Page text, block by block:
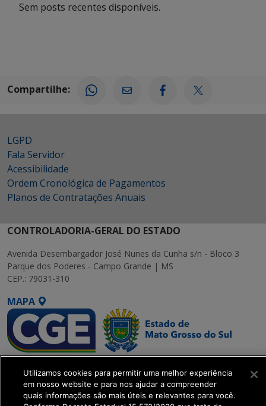
Sem posts recentes disponíveis.
Compartilhe:
LGPD
Fala Servidor
Acessibilidade
Ordem Cronológica de Pagamentos
Planos de Contratações Anuais
CONTROLADORIA-GERAL DO ESTADO
Avenida Desembargador José Nunes da Cunha s/n - Bloco 3
Parque dos Poderes - Campo Grande | MS
CEP.: 79031-310
MAPA
SETDIG | Secretaria-
Executiva de
Transformação Digital
Utilizamos cookies para permitir uma melhor experiência
em nosso website e para nos ajudar a compreender
quais informações são mais úteis e relevantes para você.